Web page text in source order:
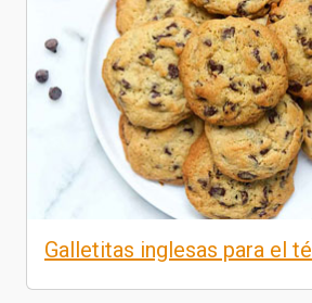
Galletitas inglesas para el té